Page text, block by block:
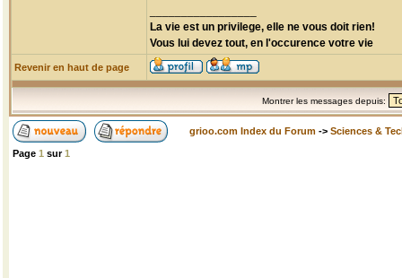
La vie est un privilege, elle ne vous doit rien!
Vous lui devez tout, en l'occurence votre vie
Revenir en haut de page
Montrer les messages depuis:
grioo.com Index du Forum -> Sciences &
Page 1 sur1